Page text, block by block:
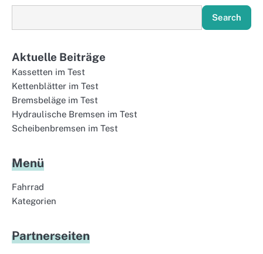
Search
Aktuelle Beiträge
Kassetten im Test
Kettenblätter im Test
Bremsbeläge im Test
Hydraulische Bremsen im Test
Scheibenbremsen im Test
Menü
Fahrrad
Kategorien
Partnerseiten